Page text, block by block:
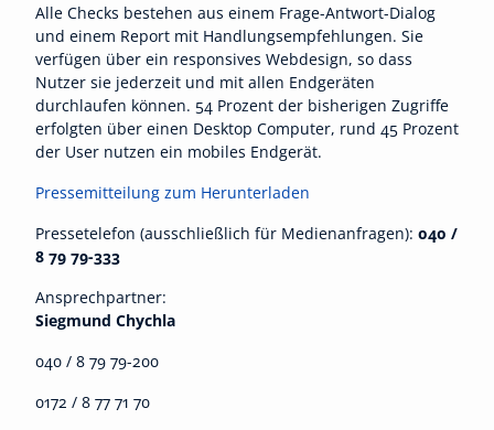
Alle Checks bestehen aus einem Frage-Antwort-Dialog
und einem Report mit Handlungsempfehlungen. Sie
verfügen über ein responsives Webdesign, so dass
Nutzer sie jederzeit und mit allen Endgeräten
durchlaufen können. 54 Prozent der bisherigen Zugriffe
erfolgten über einen Desktop Computer, rund 45 Prozent
der User nutzen ein mobiles Endgerät.
Pressemitteilung zum Herunterladen
Pressetelefon (ausschließlich für Medienanfragen): 040 /
8 79 79-333
Ansprechpartner:
Siegmund Chychla
040 / 8 79 79-200
0172 / 8 77 71 70